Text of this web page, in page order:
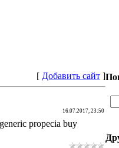
[ Добавить сайт]
16.07.2017, 23:50
propecia buy